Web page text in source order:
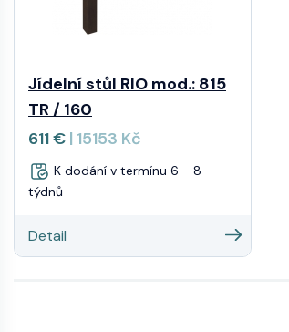
Jídelní stůl RIO mod.: 815
TR / 160
611 € | 15153 Kč
K dodání v termínu 6 - 8
týdnů
Detail